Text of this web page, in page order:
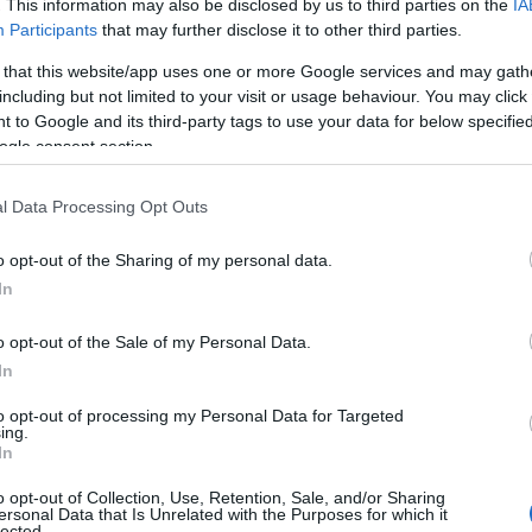
This information may also be disclosed by us to third parties on the
Participants that may further disclose it to other third parties.
that this website/app uses one or more Google services and may
but not limited to your visit or usage behaviour. You may
to Google and its third-party tags to use your data for below
consent section.
Data Processing Opt Outs
opt-out of the Sharing of my personal data.
opt-out of the Sale of my Personal Data.
opt-out of processing my Personal Data for Targeted
opt-out of Collection, Use, Retention, Sale, and/or Sharing
Data that Is Unrelated with the Purposes for which it
szélesebb körű lett a múzeumok kínálata, a korábbi
a rendezvénysorozatba, és a vidéki helyszínek
ki Vincze Máté, felidézve, hogy amikor huszonkét
Budapest-fókuszú program volt. A helyettes
még egy olyan kulturális fesztivál
embert mozgat meg, ide értve a Sziget fesztivált is.
leglátogatottabb helyszíne, ahol dzsessz- és
meg Vincze Máté.
Múzeum lett, látogatószámban a harmadik
negyedik helyen pedig a Magyar
helyettes államtitkár, hozzátéve, hogy mind a négy
alatt.